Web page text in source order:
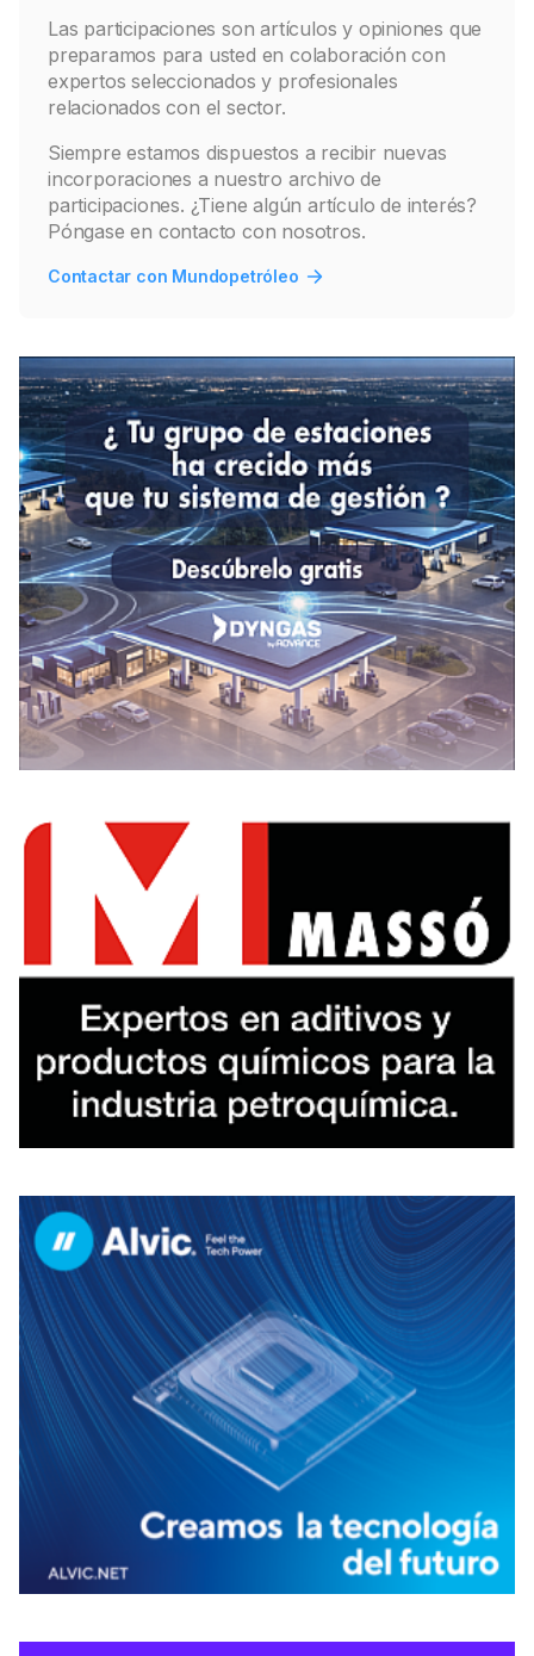
Las participaciones son artículos y opiniones que
preparamos para usted en colaboración con
expertos seleccionados y profesionales
relacionados con el sector.
Siempre estamos dispuestos a recibir nuevas
incorporaciones a nuestro archivo de
participaciones. ¿Tiene algún artículo de interés?
Póngase en contacto con nosotros.
Contactar con Mundopetróleo